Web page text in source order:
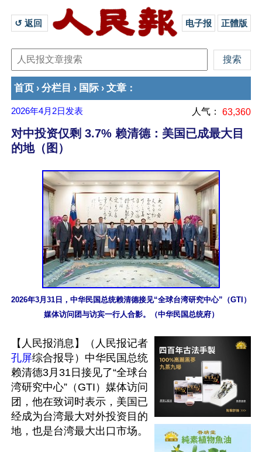
↺ 返回 电子报 正體版
首页 › 分栏目 › 国际 › 文章 ：
2026年4月2日 发表 人气： 63,360
对中投资仅剩 3.7% 赖清德：美国已成最大目
的地（图）
2026年3月31日，中华民国总统赖清德接见“全球台湾研究中心”（GTI）
媒体访问团与访宾一行人合影。（中华民国总统府）
【人民报消息】（人民报记者
孔屏综合报导）中华民国总统
赖清德3月31日接见了“全球台
湾研究中心”（GTI）媒体访问
团，他在致词时表示，美国已
经成为台湾最大对外投资目的
地，也是台湾最大出口市场。